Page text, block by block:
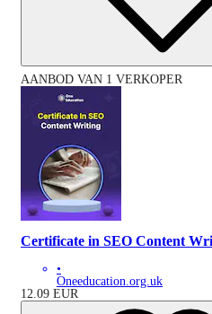
AANBOD VAN 1 VERKOPER
Certificate in SEO Content
•
Oneeducation.org.uk
12.09 EUR